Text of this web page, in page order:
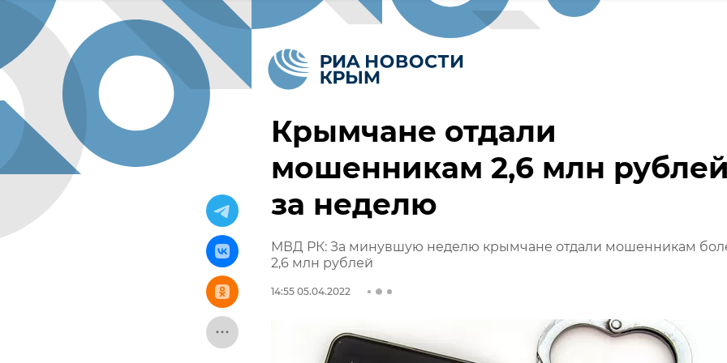
Крымчане отдали
мошенникам 2,6 млн
за неделю
МВД РК: За минувшую неделю крымчане отдали мошенникам
2,6 млн рублей
14:55 05.04.2022